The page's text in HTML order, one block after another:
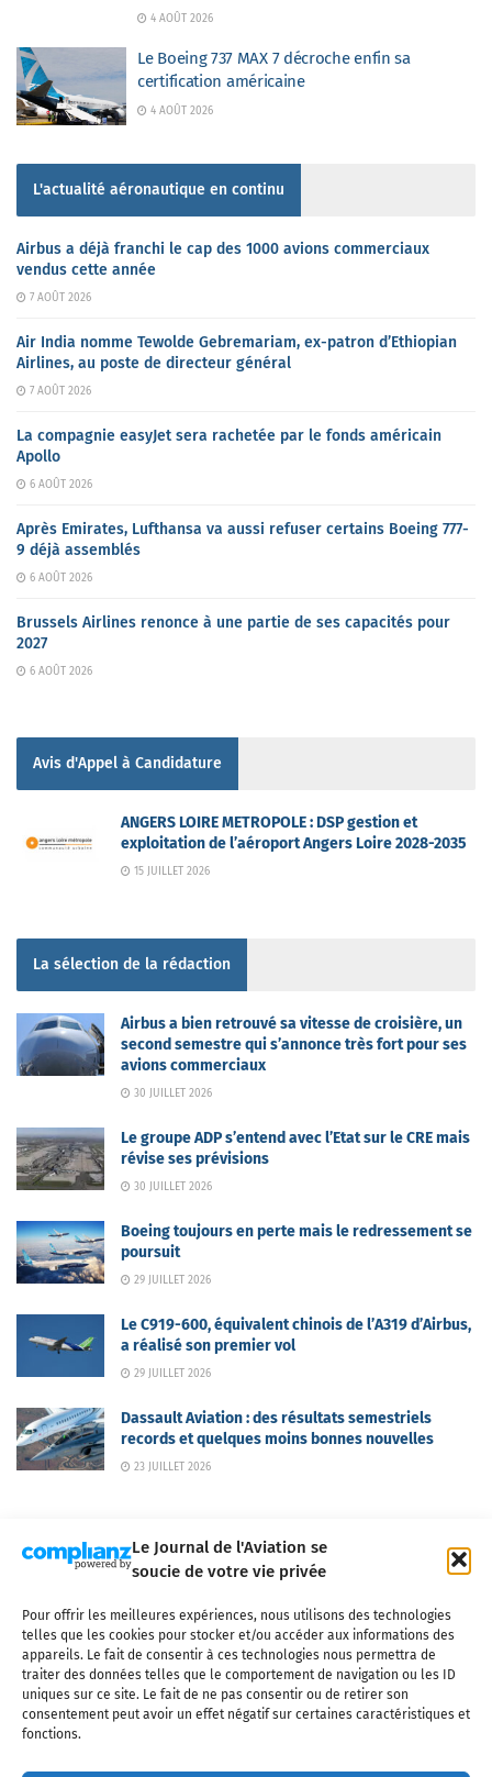
Le Journal de l'Aviation se
soucie de votre vie privée
Pour offrir les meilleures expériences, nous utilisons des technologies
telles que les cookies pour stocker et/ou accéder aux informations des
appareils. Le fait de consentir à ces technologies nous permettra de
traiter des données telles que le comportement de navigation ou les ID
uniques sur ce site. Le fait de ne pas consentir ou de retirer son
consentement peut avoir un effet négatif sur certaines caractéristiques et
fonctions.
4 AOÛT 2026
Le Boeing 737 MAX 7 décroche enfin sa
certification américaine
4 AOÛT 2026
L'actualité aéronautique en continu
Airbus a déjà franchi le cap des 1000 avions commerciaux
vendus cette année
7 AOÛT 2026
Air India nomme Tewolde Gebremariam, ex-patron d’Ethiopian
Airlines, au poste de directeur général
7 AOÛT 2026
La compagnie easyJet sera rachetée par le fonds américain
Apollo
6 AOÛT 2026
Après Emirates, Lufthansa va aussi refuser certains Boeing 777-
9 déjà assemblés
6 AOÛT 2026
Brussels Airlines renonce à une partie de ses capacités pour
2027
6 AOÛT 2026
Avis d'Appel à Candidature
ANGERS LOIRE METROPOLE : DSP gestion et
exploitation de l’aéroport Angers Loire 2028-2035
15 JUILLET 2026
La sélection de la rédaction
Airbus a bien retrouvé sa vitesse de croisière, un
second semestre qui s’annonce très fort pour ses
avions commerciaux
30 JUILLET 2026
Le groupe ADP s’entend avec l’Etat sur le CRE mais
révise ses prévisions
30 JUILLET 2026
Boeing toujours en perte mais le redressement se
poursuit
29 JUILLET 2026
Le C919-600, équivalent chinois de l’A319 d’Airbus,
a réalisé son premier vol
29 JUILLET 2026
Dassault Aviation : des résultats semestriels
records et quelques moins bonnes nouvelles
23 JUILLET 2026
Qui sommes-nous ? Nous contacter
Partenaires
Mentions légales
CGV Politique de confidentialité Cookies